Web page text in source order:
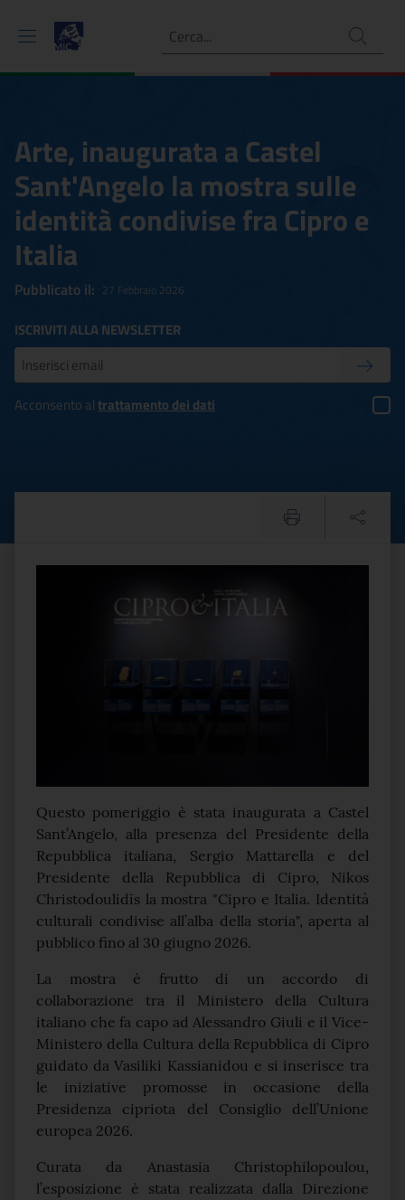
Ricerca
Arte, inaugurata a Castel
Sant'Angelo la mostra sulle
identità condivise fra Cipro e
Italia
Pubblicato il: 27 Febbraio 2026
ISCRIVITI ALLA NEWSLETTER
Inserisci la tua mail
Acconsento altrattamento dei dati
Arte, inaugurata a
Testo del comunicato
Questo pomeriggio è stata inaugurata a Castel
Sant’Angelo, alla presenza del Presidente della
Repubblica italiana, Sergio Mattarella e del
Presidente della Repubblica di Cipro, Nikos
Christodoulidīs la mostra "Cipro e Italia. Identità
culturali condivise all’alba della storia", aperta al
pubblico fino al 30 giugno 2026.
La mostra è frutto di un accordo di
collaborazione tra il Ministero della Cultura
italiano che fa capo ad Alessandro Giuli e il Vice-
Ministero della Cultura della Repubblica di Cipro
guidato da Vasiliki Kassianidou e si inserisce tra
le iniziative promosse in occasione della
Presidenza cipriota del Consiglio dell’Unione
europea 2026.
Curata da Anastasia Christophilopoulou,
l’esposizione è stata realizzata dalla Direzione